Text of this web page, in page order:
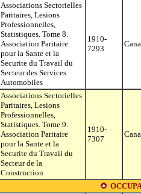
Associations Sectorielles
Paritaires, Lesions
Professionnelles,
Statistiques. Tome 8.
Association Paritaire
pour la Sante et la
Securite du Travail du
Secteur des Services
Automobiles
1910-
7293
Associations Sectorielles
Paritaires, Lesions
Professionnelles,
Statistiques. Tome 9.
Association Paritaire
pour la Sante et la
Securite du Travail du
Secteur de la
Construction
1910-
7307